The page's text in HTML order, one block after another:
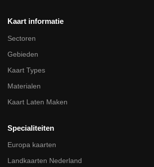
Kaart informatie
Sectoren
Gebieden
Kaart Types
Materialen
Kaart Laten Maken
Specialiteiten
Europa kaarten
Landkaarten Nederland